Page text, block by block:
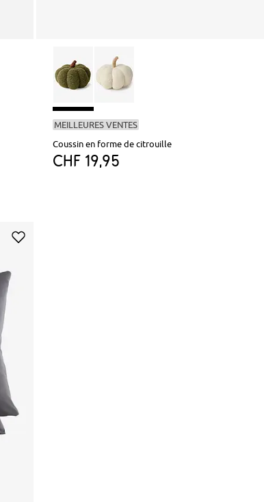
MEILLEURES VENTES
Coussin en forme de citrouille
CHF 19,95